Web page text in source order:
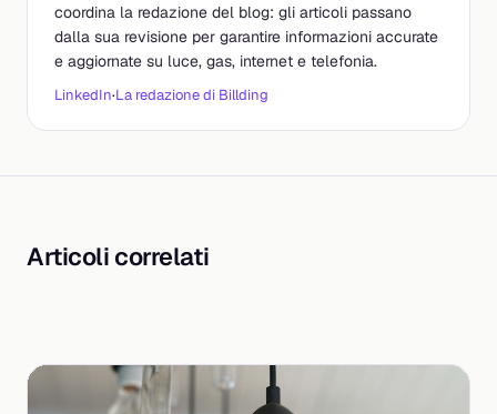
coordina la redazione del blog: gli articoli passano
dalla sua revisione per garantire informazioni accurate
e aggiornate su luce, gas, internet e telefonia.
LinkedIn·La redazione di Billding
Articoli correlati